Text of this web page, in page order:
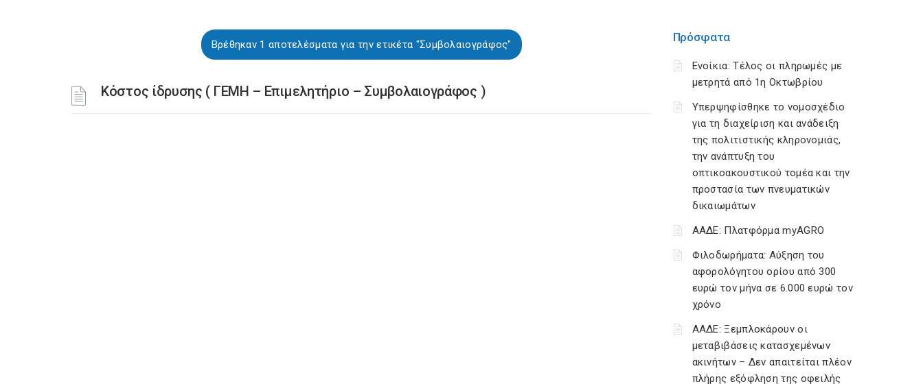
Βρέθηκαν 1 αποτελέσματα για την ετικέτα "Συμβολαιογράφος"
Κόστος ίδρυσης ( ΓΕΜΗ – Επιμελητήριο – Συμβολαιογράφος )
Πρόσφατα
Ενοίκια: Τέλος οι πληρωμές με
μετρητά από 1η Οκτωβρίου
Υπερψηφίσθηκε το νομοσχέδιο
για τη διαχείριση και ανάδειξη
της πολιτιστικής κληρονομιάς,
την ανάπτυξη του
οπτικοακουστικού τομέα και την
προστασία των πνευματικών
δικαιωμάτων
ΑΑΔΕ: Πλατφόρμα myAGRO
Φιλοδωρήματα: Αύξηση του
αφορολόγητου ορίου από 300
ευρώ τον μήνα σε 6.000 ευρώ τον
χρόνο
ΑΑΔΕ: Ξεμπλοκάρουν οι
μεταβιβάσεις κατασχεμένων
ακινήτων – Δεν απαιτείται πλέον
πλήρης εξόφληση της οφειλής